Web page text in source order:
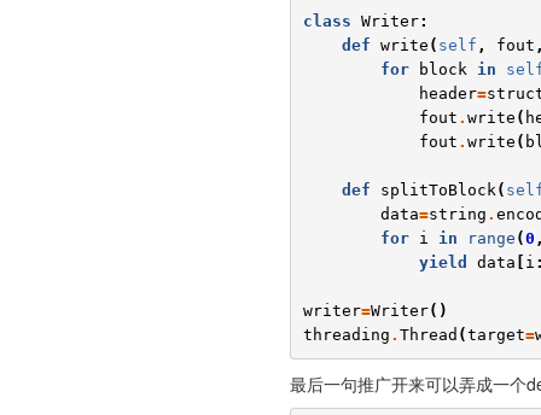
class Writer:
def write ( self , fout
for
block in
header=
fout . write (
fout . write (
def splitToBlock (
data=string .
for
i in range (0
yield
data [ i
writer=Writer()
threading . Thread (target=
最后一句推广开来可以弄成一个